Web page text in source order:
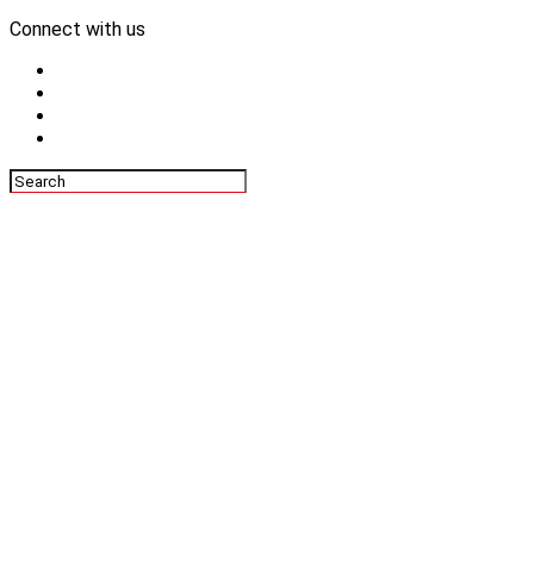
Connect with us